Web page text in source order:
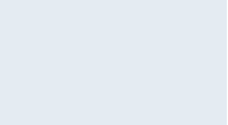
"현 시점에서 흘러간 선(先)비핵화만 되뇌는 것은
확보하기 위해 최선을 다할 것"이라고 말했다. 하
1000억달러를 넘어섰다. 상품수입은 644억8000만
터·주변기기(SSD)는 282.7% 증가했다. IT 품목
며 비IT 품목도 ▲석유제품(47.5%) ▲화공품